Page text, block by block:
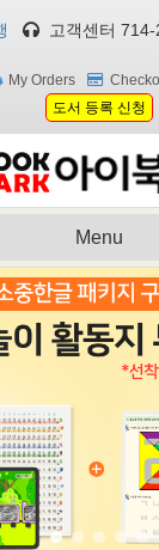
고객센터
My Orders
도서 등록 신청
Menu